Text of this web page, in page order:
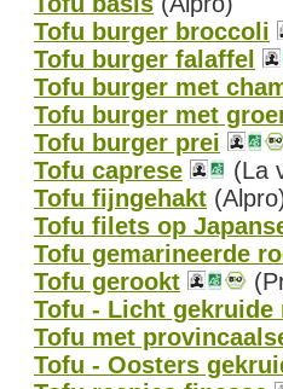
Tofu burger broccoli
Tofu burger falaffel
Tofu burger met
Tofu burger met
Tofu burger prei
Tofu caprese
(La
Tofu fijngehakt
Tofu filets op
Tofu gemarineerde
Tofu gerookt
Tofu - Licht gekruide
Tofu met
Tofu - Oosters